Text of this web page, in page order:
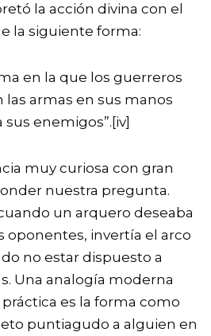
la acción divina con el
la siguiente forma:
en la que los guerreros
armas en sus manos
enemigos”. [iv]
muy curiosa con gran
nuestra pregunta.
un arquero deseaba
oponentes, invertía el arco
no estar dispuesto a
Una analogía moderna
es la forma como
puntiagudo a alguien en